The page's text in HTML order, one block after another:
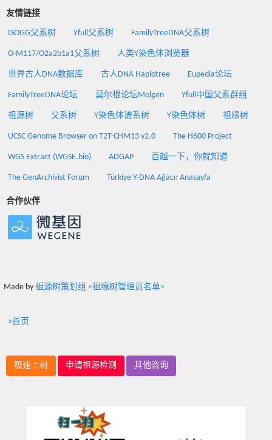
友情链接
ISOGG父系树 Yfull父系树 FamilyTreeDNA父系树
O-M117/O2a2b1a1父系树 人类Y染色体浏览器
世界古人DNA数据库 古人DNA Haplotree Eupedia论坛
FamilyTreeDNA论坛 莫尔根论坛Molgen Yfull中国父系群组
祖源树 父系树 Y染色体谱系树 Y染色体树 祖缘树
UCSC Genome Browser on T2T-CHM13 v2.0 The H600 Project
WGS Extract (WGSE.bio) ADGAP 百越一下，你就知道
The GenArchivist Forum Türkiye Y-DNA Ağacı: Anasayfa
合作伙伴
Made by 祖源树策划组 <祖缘树管理员名单>
>首页
极速上树 申请祖源检测 其他咨询